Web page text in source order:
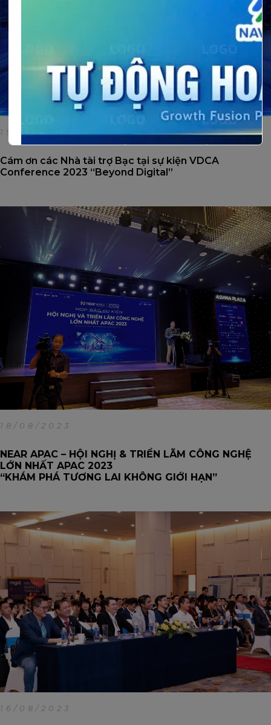
19/08/2023
Cám ơn các Nhà tài trợ Bạc tại sự kiện VDCA
Conference 2023 “Beyond Digital”
18/08/2023
NEAR APAC – HỘI NGHỊ & TRIỂN LÃM CÔNG NGHỆ
LỚN NHẤT APAC 2023
“KHÁM PHÁ TƯƠNG LAI KHÔNG GIỚI HẠN”
16/08/2023
This will close in 20seconds